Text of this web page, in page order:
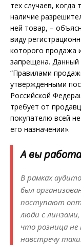
тех случаев,
наличие
ней товар, –
виду
которого продажа
запрещена. Данный
“Правилами
утвержденными
Российской
требует от
покупателю всей
его назначении».
А вы
В рамках
был
поступают
люди с
что розница
навстречу